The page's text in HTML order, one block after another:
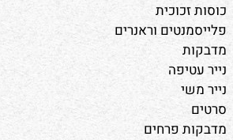
כוסות זכוכית
פלייסמנטים וראנרים
מדבקות
נייר עטיפה
נייר משי
סרטים
מדבקות פרחים